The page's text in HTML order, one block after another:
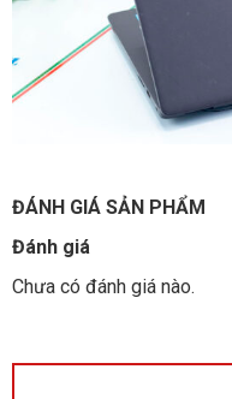
ĐÁNH GIÁ SẢN PHẨM
Đánh giá
Chưa có đánh giá nào.